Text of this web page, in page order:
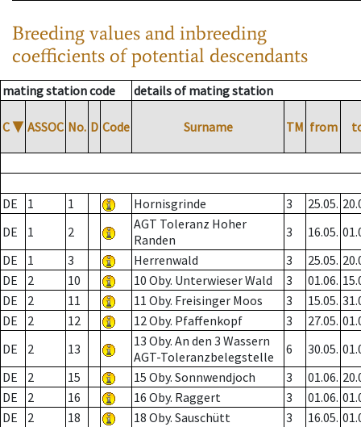
Breeding values and inbreeding
coefficients of potential descendants
mating station code details of mating station
C ▼ ASSOC No. D Code Surname TM from
DE 1 1 Hornisgrinde 3 25.05.
DE
1 2
AGT Toleranz Hoher
Randen
3 16.05.
DE
1 3 Herrenwald 3 25.05.
DE
2 10 10 Oby. Unterwieser Wald 3 01.06.
DE
2 11 11 Oby. Freisinger Moos 3 15.05.
DE
2 12 12 Oby. Pfaffenkopf 3 27.05.
DE
2 13
13 Oby. An den 3 Wassern
AGT-Toleranzbelegstelle
6 30.05.
DE
2 15 15 Oby. Sonnwendjoch 3 01.06.
DE
2 16 16 Oby. Raggert 3 01.06.
DE
2 18 18 Oby. Sauschütt 3 16.05.